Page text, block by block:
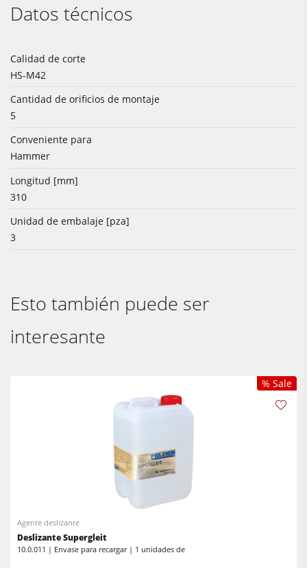
Datos técnicos
Calidad de corte
HS-M42
Cantidad de orificios de montaje
5
Conveniente para
Hammer
Longitud [mm]
310
Unidad de embalaje [pza]
3
Esto también puede ser
interesante
% Sale
Agente deslizante
Deslizante Supergleit
10.0.011 | Envase para recargar | 1 unidades de